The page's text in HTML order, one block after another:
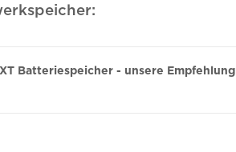
Batteriespeicher - unsere Empfehlung